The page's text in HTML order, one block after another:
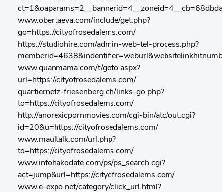
www.obertaeva.com/include/get.php?
go=https://cityofrosedalems.com/
https://studiohire.com/admin-web-tel-process.php?
www.quanmama.com/t/goto.aspx?
url=https://cityofrosedalems.com/
quartiernetz-friesenberg.ch/links-go.php?
to=https://cityofrosedalems.com/
http://anorexicpornmovies.com/cgi-bin/atc/out.cgi?
id=20&u=https://cityofrosedalems.com/
www.maultalk.com/url.php?
to=https://cityofrosedalems.com/
www.infohakodate.com/ps/ps_search.cgi?
act=jump&url=https://cityofrosedalems.com/
www.e-expo.net/category/click_url.html?